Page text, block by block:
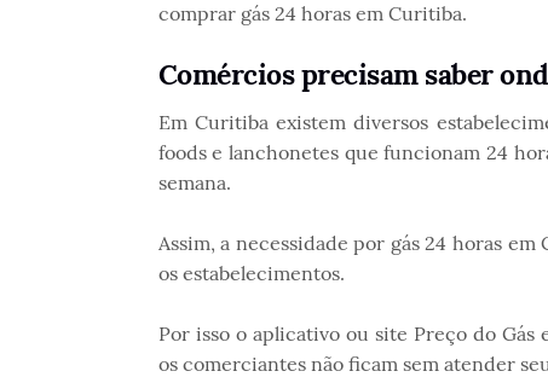
comprar gás 24 horas em Curitiba.
Comércios precisam saber
Em Curitiba existem diversos
foods e lanchonetes que funcionam 24
semana.
Assim, a necessidade por gás 24 horas
os estabelecimentos.
Por isso o aplicativo ou site Preço do Gás
os comerciantes não ficam sem atender